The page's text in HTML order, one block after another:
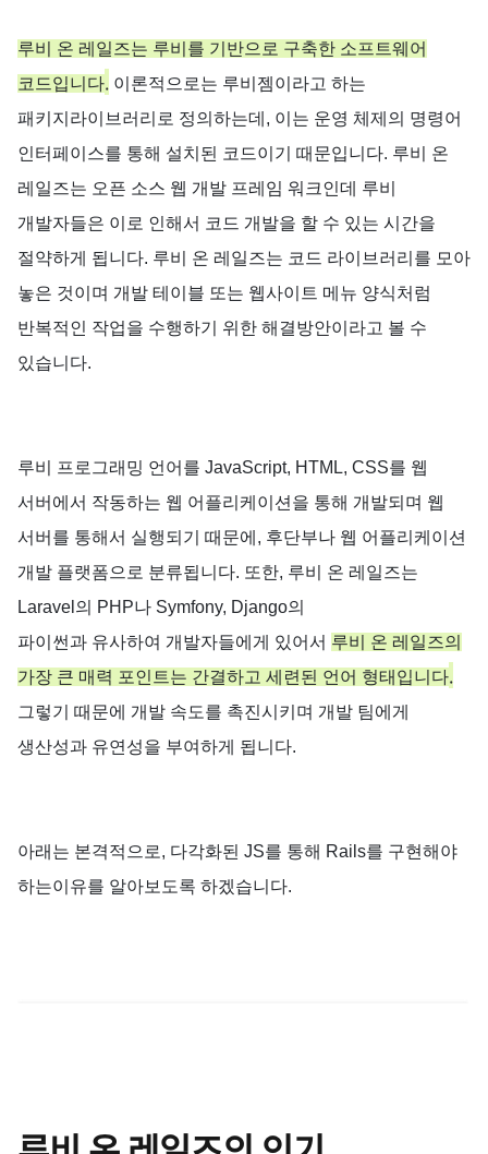
루비 온 레일즈는 루비를 기반으로 구축한 소프트웨어
코드입니다. 이론적으로는 루비젬이라고 하는
패키지라이브러리로 정의하는데, 이는 운영 체제의 명령어
인터페이스를 통해 설치된 코드이기 때문입니다. 루비
온
레일즈는 오픈 소스 웹 개발 프레임 워크인데 루비
개발자들은 이로 인해서 코드 개발을 할 수 있는 시간을
절약하게 됩니다. 루비 온 레일즈는 코드 라이브러리를 모아
놓은 것이며 개발 테이블 또는 웹사이트 메뉴 양식처럼
반복적인 작업을 수행하기 위한 해결방안이라고 볼 수
있습니다.
루비 프로그래밍 언어를 JavaScript, HTML, CSS를 웹
서버에서 작동하는 웹 어플리케이션을 통해 개발되며 웹
서버를 통해서 실행되기 때문에, 후단부나 웹 어플리케이션
개발 플랫폼으로 분류됩니다. 또한, 루비 온 레일즈는
Laravel 의 PHP나 Symfony, Django의
파이썬과 유사하여 개발자들에게 있어서 루비 온 레일즈의
가장 큰 매력 포인트는 간결하고 세련된 언어 형태입니다.
그렇기 때문에 개발 속도를 촉진시키며 개발 팀에게
생산성과 유연성을 부여하게 됩니다.
아래는 본격적으로, 다각화된 JS를 통해 Rails를 구현해야
하는이유를 알아보도록 하겠습니다.